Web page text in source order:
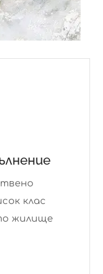
клас
жилище